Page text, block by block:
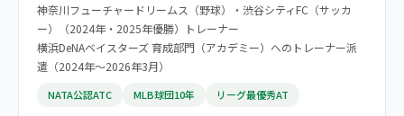
神奈川フューチャードリームス（野球）・渋谷シティFC（サッカ
ー）（2024年・2025年優勝）トレーナー
横浜DeNAベイスターズ 育成部門（アカデミー）へのトレーナー派
遣（2024年〜2026年3月）
NATA公認ATC MLB球団10年 リーグ最優秀AT